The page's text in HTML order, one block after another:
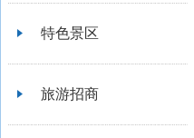
特色景区
旅游招商